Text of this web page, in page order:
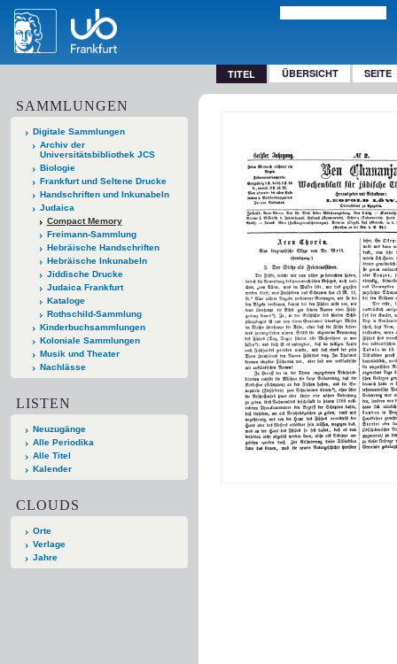
TITEL ÜBERSICHT SEITE
SAMMLUNGEN
Digitale Sammlungen
Archiv der
Universitätsbibliothek JCS
Biologie
Frankfurt und Seltene Drucke
Handschriften und Inkunabeln
Judaica
Compact Memory
Freimann-Sammlung
Hebräische Handschriften
Hebräische Inkunabeln
Jiddische Drucke
Judaica Frankfurt
Kataloge
Rothschild-Sammlung
Kinderbuchsammlungen
Koloniale Sammlungen
Musik und Theater
Nachlässe
LISTEN
Neuzugänge
Alle Periodika
Alle Titel
Kalender
CLOUDS
Orte
Verlage
Jahre